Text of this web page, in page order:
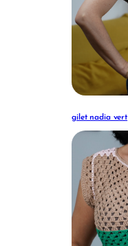
gilet nadia vert